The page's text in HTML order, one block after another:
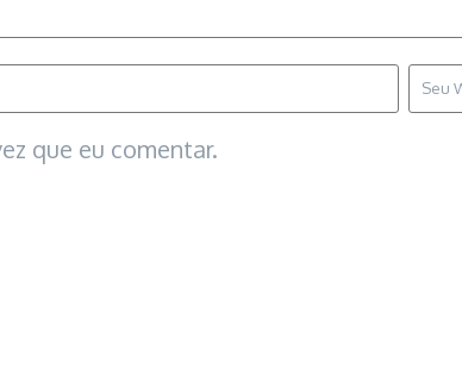
que eu comentar.